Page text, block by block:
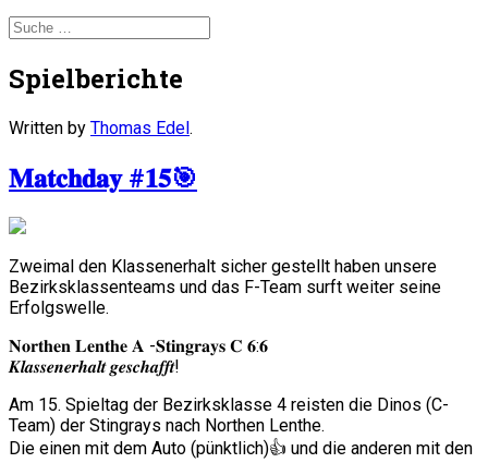
Spielberichte
Written by Thomas Edel.
𝐌𝐚𝐭𝐜𝐡𝐝𝐚𝐲 #𝟏𝟓🎯
Zweimal den Klassenerhalt sicher gestellt haben unsere
Bezirksklassenteams und das F-Team surft weiter seine
Erfolgswelle.
𝐍𝐨𝐫𝐭𝐡𝐞𝐧 𝐋𝐞𝐧𝐭𝐡𝐞 𝐀 -𝐒𝐭𝐢𝐧𝐠𝐫𝐚𝐲𝐬 𝐂 𝟔:𝟔
𝑲𝒍𝒂𝒔𝒔𝒆𝒏𝒆𝒓𝒉𝒂𝒍𝒕 𝒈𝒆𝒔𝒄𝒉𝒂𝒇𝒇𝒕!
Am 15. Spieltag der Bezirksklasse 4 reisten die Dinos (C-
Team) der Stingrays nach Northen Lenthe.
Die einen mit dem Auto (pünktlich)👍 und die anderen mit den